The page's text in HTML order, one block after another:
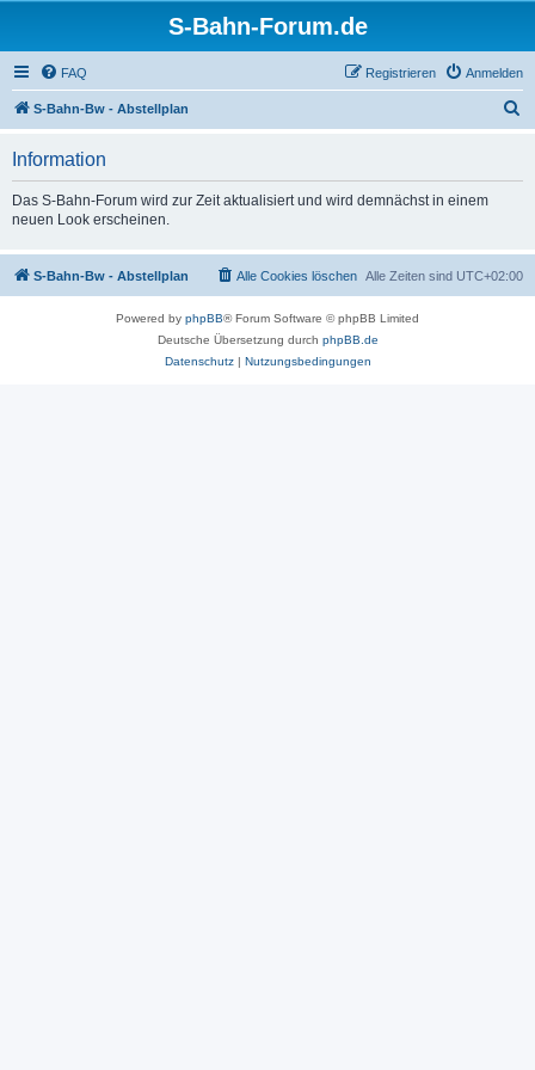
S-Bahn-Forum.de
FAQ Anmelden
Registrieren
S-Bahn-Bw - Abstellplan
Information
Das S-Bahn-Forum wird zur Zeit aktualisiert und wird demnächst in einem
neuen Look erscheinen.
S-Bahn-Bw - Abstellplan Alle Zeiten sind UTC+02:00
Alle Cookies löschen
Powered by phpBB® Forum Software © phpBB Limited
Deutsche Übersetzung durch phpBB.de
Datenschutz| Nutzungsbedingungen